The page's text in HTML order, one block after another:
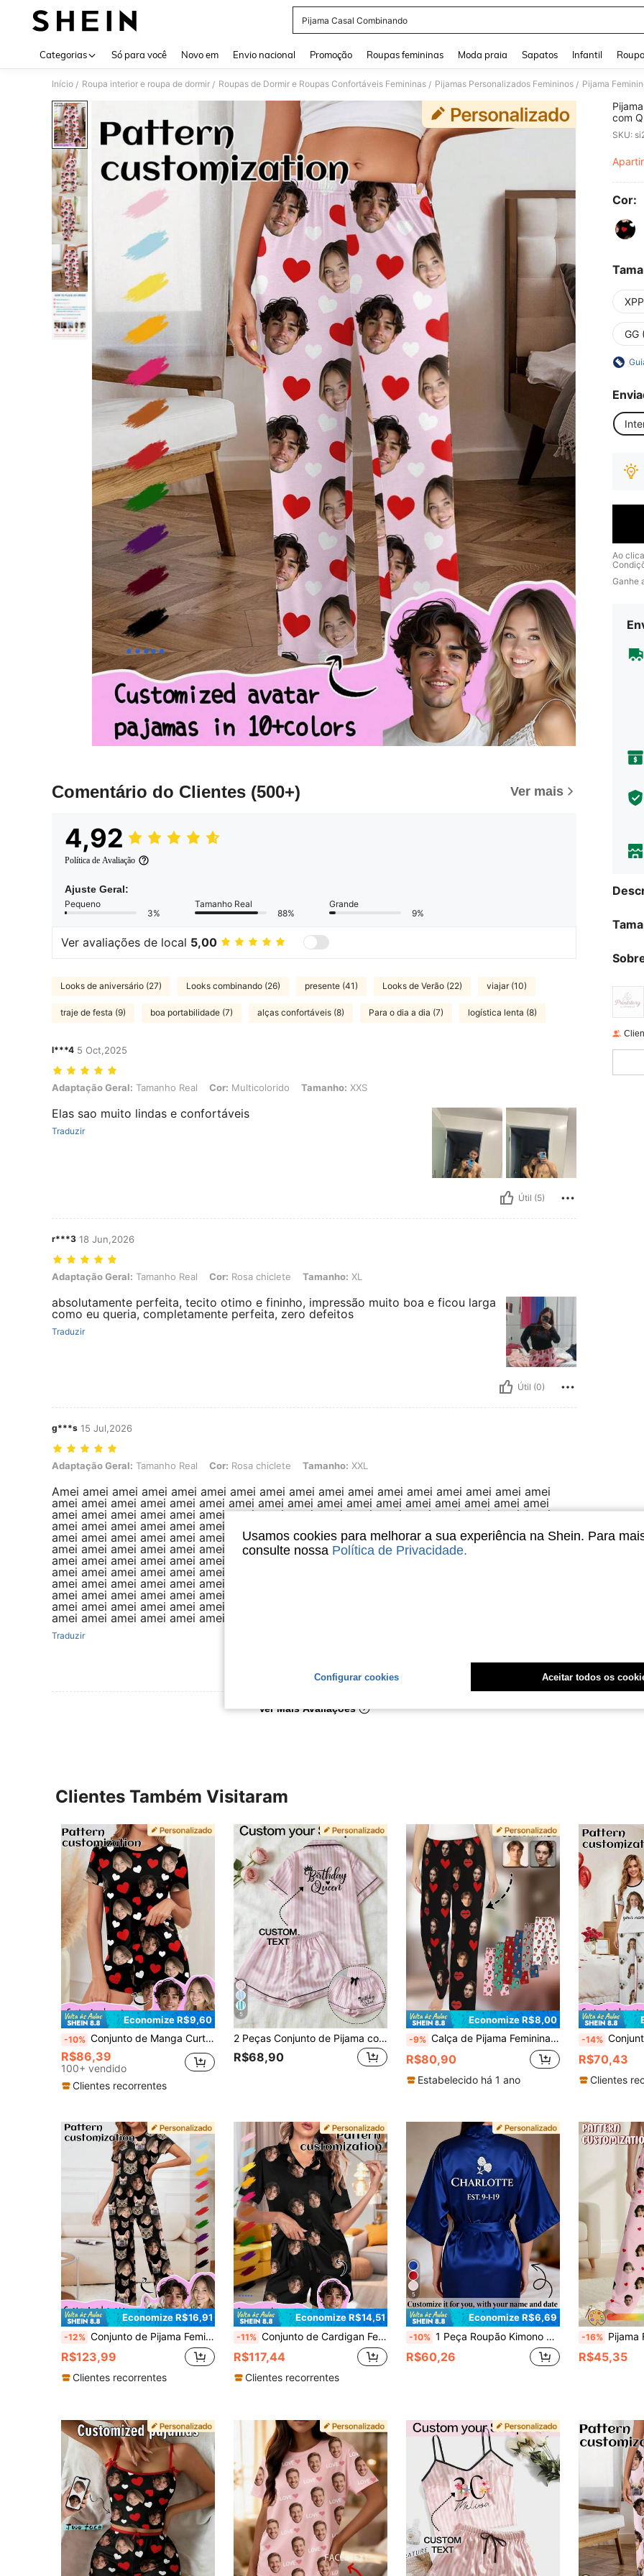
Pijama Casal Combinando
Categorias Só para você Novo em Envio nacional Promoção Roupas femininas Moda praia Sapatos Infantil
Início / Roupa interior e roupa de dormir / Roupas de Dormir e Roupas Confortáveis Femininas / Pijamas Personalizados Femininos /
Comentário do Clientes (500+) Ver mais
4,92
Política de Avaliação
Ajuste Geral:
Pequeno
3%
Tamanho Real
88%
Grande
9%
Ver avaliações de local 5,00
Looks de aniversário (27) Looks combinando (26) presente (41) Looks de Verão (22) viajar (10)
traje de festa (9) boa portabilidade (7) alças confortáveis (8) Para o dia a dia (7) logística lenta (8)
l***4 5 Oct,2025
Adaptação Geral: Tamanho Real, Cor: Multicolorido, Tamanho: XXS
Adaptação Geral: Tamanho Real Cor: Multicolorido Tamanho: XXS
Elas sao muito lindas e confortáveis
Traduzir
Útil (5)
r***3 18 Jun,2026
Adaptação Geral: Tamanho Real, Cor: Rosa chiclete, Tamanho: XL
Adaptação Geral: Tamanho Real Cor: Rosa chiclete Tamanho: XL
absolutamente perfeita, tecito otimo e fininho, impressão muito boa e ficou larga
como eu queria, completamente perfeita, zero defeitos
Traduzir
Útil (0)
g***s 15 Jul,2026
Adaptação Geral: Tamanho Real, Cor: Rosa chiclete, Tamanho: XXL
Adaptação Geral: Tamanho Real Cor: Rosa chiclete Tamanho: XXL
Amei amei amei amei amei amei amei amei amei amei amei amei amei amei amei amei amei
amei amei amei amei amei amei amei amei amei amei amei amei amei amei amei amei amei
amei amei amei amei amei amei amei amei amei amei amei amei amei amei amei amei Amei
amei amei amei amei amei amei amei amei amei amei amei amei amei amei amei amei amei
amei amei amei amei amei amei amei amei amei amei amei amei amei amei amei amei amei
amei amei amei amei amei amei amei amei amei amei amei amei amei amei amei Amei amei
amei amei amei amei amei amei amei amei amei amei amei amei amei amei amei amei amei
amei amei amei amei amei amei amei amei amei amei amei amei amei amei amei amei amei
amei amei amei amei amei amei amei amei amei amei amei amei amei amei Amei amei amei
amei amei amei amei amei amei amei amei amei amei amei amei amei amei amei amei amei
amei amei amei amei amei amei amei amei amei amei amei amei amei amei amei amei amei
amei amei amei amei amei amei amei amei amei amei amei amei amei
Traduzir
Útil (0)
Ver Mais Avaliações
com
SKU:
Cor:
GG
Ao
Ganhe
Clientes Também Visitaram
Economize R$9,60
-10% Conjunto de Manga Curta Personalizado para Mulheres Printstory, Personalizado com Qualquer Padrão, Presente Personalizado Único, Adequado para Família, Amigos, Festas de Feriados
R$86,39
100+ vendido
Clientes recorrentes
5
2 Peças Conjunto de Pijama com Nome Personalizado e Strass, Pijama Curto de Verão Rosa para Mulheres, Roupa de Descanso Casual Personalizada, Lindo Presente Comemorativo, Roupa de Dormir Confortável e Ajustada
R$68,90
Economize R$8,00
-9% Calça de Pijama Feminina Personalizada Engraçada - Macia & Confortável, Pode Imprimir Fotos & Texto, Presente Único de Natal, Aniversário, Feriado, Relaxada & Aconchegante, Adequada para Outono/Inverno, Para a Família, Pijamas com Rosto Personalizado, Presente para Ela, Presente Atencioso
R$80,90
Estabelecido há 1 ano
-14% Conjunto de Pijama Feminino de Manga Curta
R$70,43
Clientes
Economize R$16,91
-12% Conjunto de Pijama Feminino Personalizado Printstory, Personalizado com Qualquer Estampa, Presente Único Personalizado, Adequado para Família, Amigos, Festas de Feriados
R$123,99
Clientes recorrentes
Economize R$14,51
-11% Conjunto de Cardigan Feminino Personalizado Printstory, Personalizado com Qualquer Estampa, Presente Personalizado Único, Adequado para Família, Amigos, Festas de Feriados
R$117,44
Clientes recorrentes
5
Economize R$6,69
-10% 1 Peça Roupão Kimono Floral Personalizado com Nome & Data para Mulheres, Roupa de Dormir de Cetim Sedoso Personalizada, Adequado para Casamento, Presentes de Dama de Honra e Roupa de Estar Luxuosa
R$60,26
-16% Pijama Feminino Personalizado
R$45,35
Usamos cookies para melhorar a sua experiência na Shein. Para
consulte nossa Política de Privacidade.
Configurar cookies Aceitar todos os